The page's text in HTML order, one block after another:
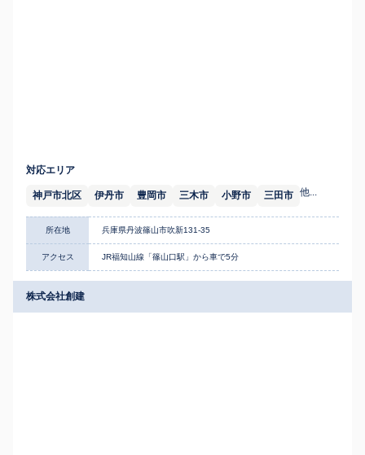
対応エリア
神戸市北区 伊丹市 豊岡市 三木市 小野市 三田市 他...
所在地 兵庫県丹波篠山市吹新131-35
アクセス JR福知山線「篠山口駅」から車で5分
株式会社創建